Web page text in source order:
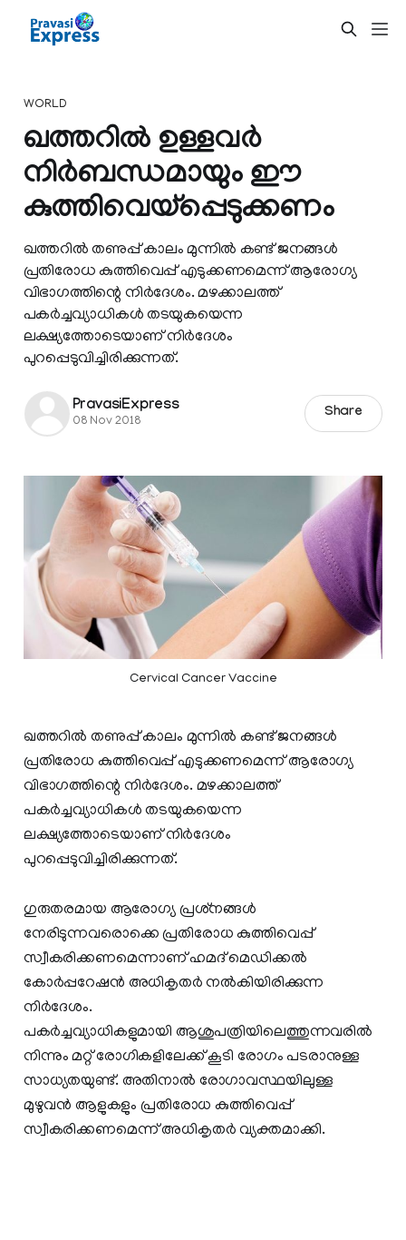
WORLD
ഖത്തറില്‍ ഉള്ളവര്‍
നിര്‍ബന്ധമായും ഈ
കുത്തിവെയ്പ്പെടുക്കണം
ഖത്തറില്‍ തണുപ്പ് കാലം മുന്നില്‍ കണ്ട് ജനങ്ങള്‍
പ്രതിരോധ കുത്തിവെപ്പ് എടുക്കണമെന്ന് ആരോഗ്യ
വിഭാഗത്തിന്റെ നിര്‍ദേശം. മഴക്കാലത്ത്
പകര്‍ച്ചവ്യാധികള്‍ തടയുകയെന്ന
ലക്ഷ്യത്തോടെയാണ് നിര്‍ദേശം
പുറപ്പെടുവിച്ചിരിക്കുന്നത്.
PravasiExpress
08 Nov 2018
Share
Cervical Cancer Vaccine
ഖത്തറില്‍ തണുപ്പ് കാലം മുന്നില്‍ കണ്ട് ജനങ്ങള്‍
പ്രതിരോധ കുത്തിവെപ്പ് എടുക്കണമെന്ന് ആരോഗ്യ
വിഭാഗത്തിന്റെ നിര്‍ദേശം. മഴക്കാലത്ത്
പകര്‍ച്ചവ്യാധികള്‍ തടയുകയെന്ന
ലക്ഷ്യത്തോടെയാണ് നിര്‍ദേശം
പുറപ്പെടുവിച്ചിരിക്കുന്നത്.
ഗുരുതരമായ ആരോഗ്യ പ്രശ്‌നങ്ങള്‍
നേരിടുന്നവരൊക്കെ പ്രതിരോധ കുത്തിവെപ്പ്
സ്വീകരിക്കണമെന്നാണ് ഹമദ് മെഡിക്കല്‍
കോര്‍പ്പറേഷന്‍ അധികൃതര്‍ നല്‍കിയിരിക്കുന്ന
നിര്‍ദേശം.
പകര്‍ച്ചവ്യാധികളുമായി ആശുപത്രിയിലെത്തുന്നവരില്‍
നിന്നും മറ്റ് രോഗികളിലേക്ക് കൂടി രോഗം പടരാനുള്ള
സാധ്യതയുണ്ട്. അതിനാല്‍ രോഗാവസ്ഥയിലുള്ള
മുഴുവന്‍ ആളുകളും പ്രതിരോധ കുത്തിവെപ്പ്
സ്വീകരിക്കണമെന്ന് അധികൃതര്‍ വ്യക്തമാക്കി.